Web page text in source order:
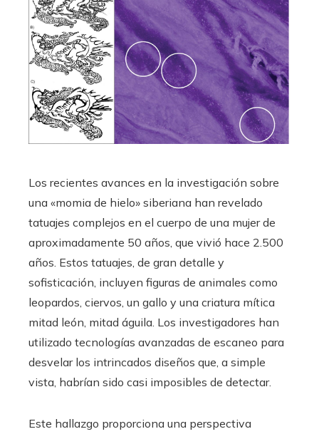
Los recientes avances en la investigación sobre
una «momia de hielo» siberiana han revelado
tatuajes complejos en el cuerpo de una mujer de
aproximadamente 50 años, que vivió hace 2.500
años. Estos tatuajes, de gran detalle y
sofisticación, incluyen figuras de animales como
leopardos, ciervos, un gallo y una criatura mítica
mitad león, mitad águila. Los investigadores han
utilizado tecnologías avanzadas de escaneo para
desvelar los intrincados diseños que, a simple
vista, habrían sido casi imposibles de detectar.
Este hallazgo proporciona una perspectiva